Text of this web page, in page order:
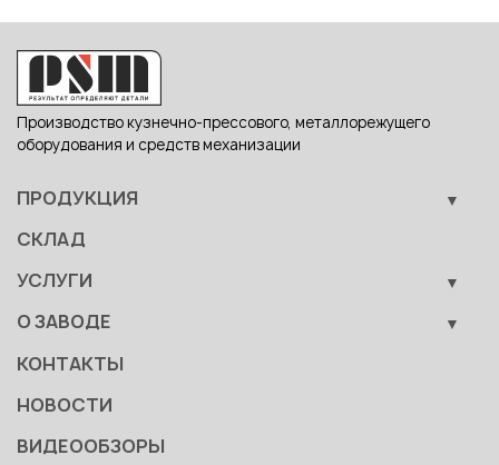
Производство кузнечно-прессового, металлорежущего
оборудования и средств механизации
ПРОДУКЦИЯ
Вспомогательные средства механизации
СКЛАД
УСЛУГИ
О ЗАВОДЕ
Документы
Качество
КОНТАКТЫ
НОВОСТИ
ВИДЕООБЗОРЫ